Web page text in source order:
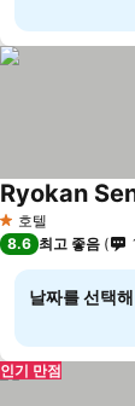
1 성급
호텔
Ryokan
8.6 최고 좋음
날짜를 선택
인기 만점